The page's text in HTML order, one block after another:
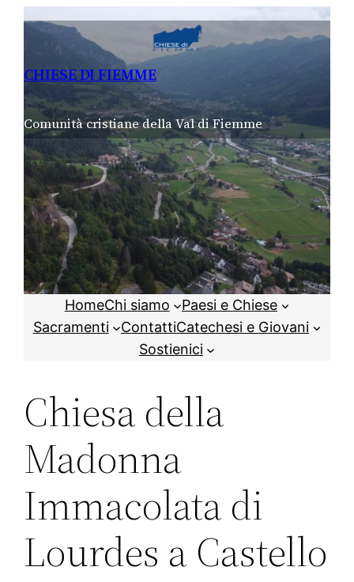
CHIESE DI FIEMME
Comunità cristiane della Val di Fiemme
HomeChi siamo
Paesi e Chiese
Sacramenti
ContattiCatechesi e Giovani
Sostienici
Chiesa della
Madonna
Immacolata di
Lourdes a Castello